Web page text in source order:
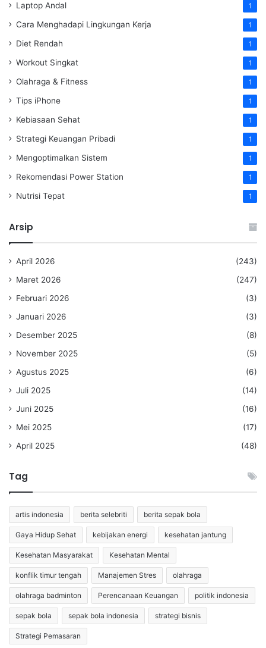
Laptop Andal 1
Cara Menghadapi Lingkungan Kerja 1
Diet Rendah 1
Workout Singkat 1
Olahraga & Fitness 1
Tips iPhone 1
Kebiasaan Sehat 1
Strategi Keuangan Pribadi 1
Mengoptimalkan Sistem 1
Rekomendasi Power Station 1
Nutrisi Tepat 1
Arsip
April 2026
(243)
Maret 2026
(247)
Februari 2026
(3)
Januari 2026
(3)
Desember 2025
(8)
November 2025
(5)
Agustus 2025
(6)
Juli 2025
(14)
Juni 2025
(16)
Mei 2025
(17)
April 2025
(48)
Tag
artis indonesia berita selebriti berita sepak bola
Gaya Hidup Sehat kebijakan energi kesehatan jantung
Kesehatan Masyarakat Kesehatan Mental
konflik timur tengah Manajemen Stres olahraga
olahraga badminton Perencanaan Keuangan politik indonesia
sepak bola sepak bola indonesia strategi bisnis
Strategi Pemasaran